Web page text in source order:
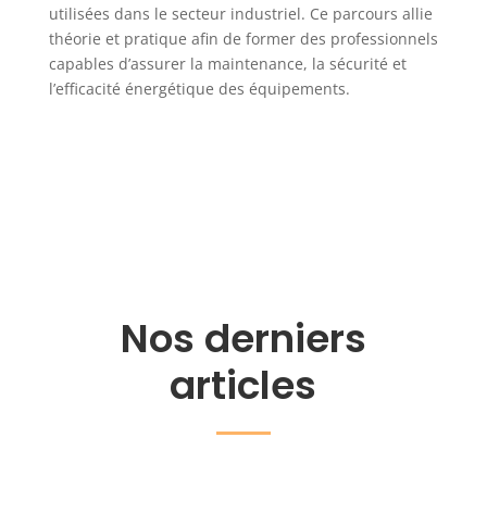
utilisées dans le secteur industriel. Ce parcours allie
théorie et pratique afin de former des professionnels
capables d’assurer la maintenance, la sécurité et
l’efficacité énergétique des équipements.
Nos derniers
articles